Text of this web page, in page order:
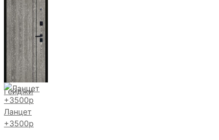
Дуб кантри
тёмный
Гейджи
Ланцет
+3500р